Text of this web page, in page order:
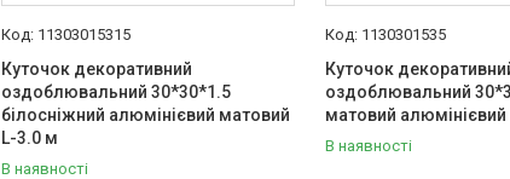
11303015315
Куточок декоративний
оздоблювальний 30*30*1.5
білосніжний алюмінієвий матовий
L-3.0 м
В наявності
1130301535
Куточок
оздоблювальний
матовий
В наявності